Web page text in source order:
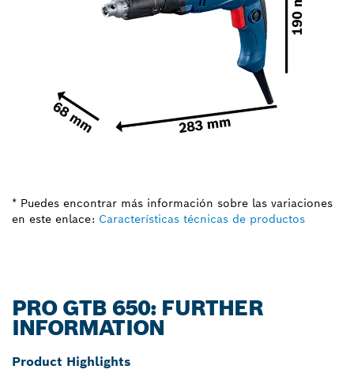
* Puedes encontrar más información sobre las variaciones
en este enlace: Características técnicas de productos
PRO GTB 650: FURTHER
INFORMATION
Product Highlights